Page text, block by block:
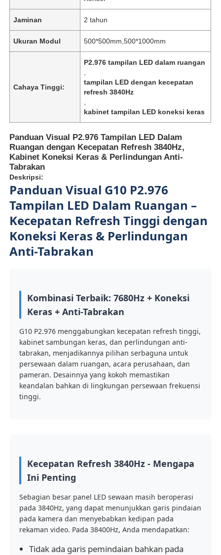
Produk
Pertunjukan VR
Tentang Kami
Hubungi Kami
Berita
Jaminan 2 tahun
Ukuran Modul 500*500mm,500*1000mm
Cahaya Tinggi:
P2.976 tampilan LED dalam ruangan
tampilan LED dengan kecepatan
refresh 3840Hz
kabinet tampilan LED koneksi keras
Panduan Visual P2.976 Tampilan LED Dalam
Ruangan dengan Kecepatan Refresh 3840Hz,
Kabinet Koneksi Keras & Perlindungan Anti-
Tabrakan
Deskripsi:
Panduan Visual G10 P2.976
Tampilan LED Dalam Ruangan –
Kecepatan Refresh Tinggi dengan
Koneksi Keras & Perlindungan
Anti-Tabrakan
Kombinasi Terbaik: 7680Hz + Koneksi
Keras + Anti-Tabrakan
G10 P2.976 menggabungkan kecepatan refresh tinggi,
kabinet sambungan keras, dan perlindungan anti-
tabrakan, menjadikannya pilihan serbaguna untuk
persewaan dalam ruangan, acara perusahaan, dan
pameran. Desainnya yang kokoh memastikan
keandalan bahkan di lingkungan persewaan frekuensi
tinggi.
Kecepatan Refresh 3840Hz - Mengapa
Ini Penting
Sebagian besar panel LED sewaan masih beroperasi
pada 3840Hz, yang dapat menunjukkan garis pindaian
pada kamera dan menyebabkan kedipan pada
rekaman video. Pada 38400Hz, Anda mendapatkan:
Tidak ada garis pemindaian bahkan pada